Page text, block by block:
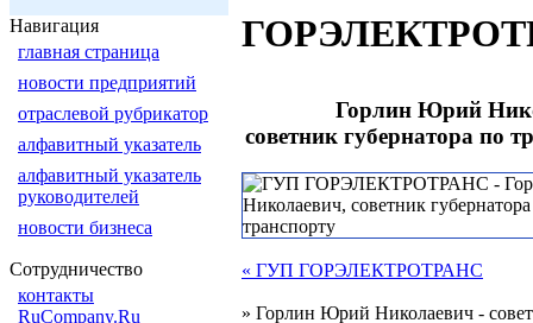
Навигация
главная страница
новости предприятий
отраслевой рубрикатор
алфавитный указатель
алфавитный указатель
руководителей
новости бизнеса
Сотрудничество
контакты
RuCompany.Ru
Горлин Юрий
советник губернатора по
« ГУП ГОРЭЛЕКТРОТРАНС
» Горлин Юрий Николаевич -